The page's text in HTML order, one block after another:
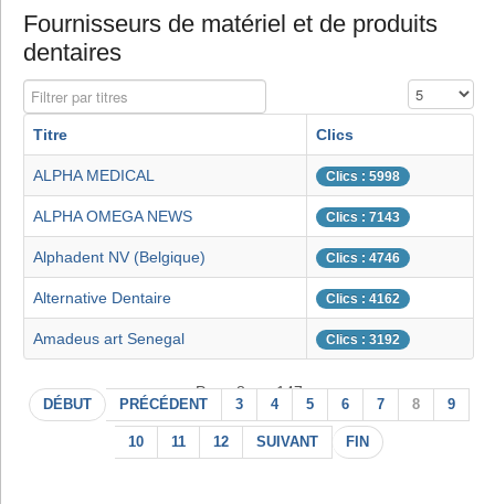
Fournisseurs de matériel et de produits
dentaires
Filtrer par titres Affichage #
Titre Clics
ALPHA MEDICAL Clics : 5998
ALPHA OMEGA NEWS Clics : 7143
Alphadent NV (Belgique) Clics : 4746
Alternative Dentaire Clics : 4162
Amadeus art Senegal Clics : 3192
Page 8 sur 147
DÉBUT PRÉCÉDENT 3 4 5 6 7 8 9
10 11 12 SUIVANT FIN